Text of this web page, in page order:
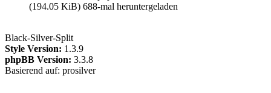
(194.05 KiB) 688-mal heruntergeladen
Black-Silver-Split
Style Version: 1.3.9
phpBB Version: 3.3.8
Basierend auf: prosilver